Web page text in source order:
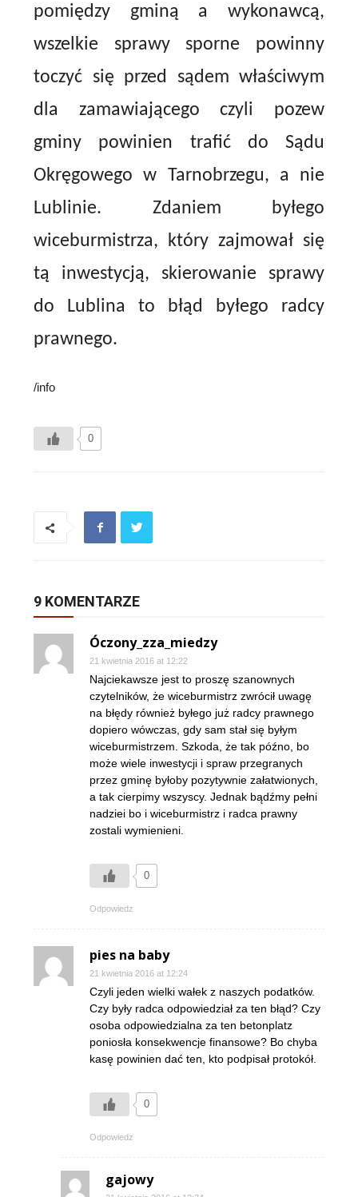
pomiędzy gminą a wykonawcą,
wszelkie sprawy sporne powinny
toczyć się przed sądem właściwym
dla zamawiającego czyli pozew
gminy powinien trafić do Sądu
Okręgowego w Tarnobrzegu, a nie
Lublinie. Zdaniem byłego
wiceburmistrza, który zajmował się
tą inwestycją, skierowanie sprawy
do Lublina to błąd byłego radcy
prawnego.
/info
0
9 KOMENTARZE
Óczony_zza_miedzy
21 kwietnia 2016 at 12:22
Najciekawsze jest to proszę szanownych
czytelników, że wiceburmistrz zwrócił uwagę
na błędy również byłego już radcy prawnego
dopiero wówczas, gdy sam stał się byłym
wiceburmistrzem. Szkoda, że tak późno, bo
może wiele inwestycji i spraw przegranych
przez gminę byłoby pozytywnie załatwionych,
a tak cierpimy wszyscy. Jednak bądźmy pełni
nadziei bo i wiceburmistrz i radca prawny
zostali wymienieni.
0
Odpowiedz
pies na baby
21 kwietnia 2016 at 12:24
Czyli jeden wielki wałek z naszych podatków.
Czy były radca odpowiedział za ten błąd? Czy
osoba odpowiedzialna za ten betonplatz
poniosła konsekwencje finansowe? Bo chyba
kasę powinien dać ten, kto podpisał protokół.
0
Odpowiedz
gajowy